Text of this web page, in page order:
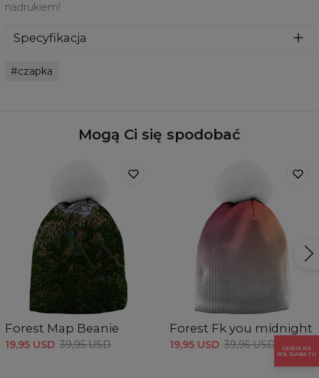
nadrukiem!
Specyfikacja
Przeznaczenie:
czapka
Mogą Ci się spodobać
Forest Map Beanie
19,95 USD 39,95 USD
Forest Fk you midnight
19,95 USD 39,95 USD
ODBIERZ
15% RABATU